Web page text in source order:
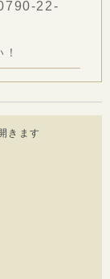
22-
きます